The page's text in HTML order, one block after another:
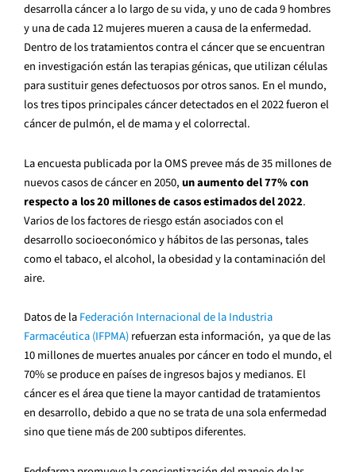
desarrolla cáncer a lo largo de su vida, y uno de cada 9 hombres
y una de cada 12 mujeres mueren a causa de la enfermedad.
Dentro de los tratamientos contra el cáncer que se encuentran
en investigación están las terapias génicas, que utilizan células
para sustituir genes defectuosos por otros sanos. En el mundo,
los tres tipos principales cáncer detectados en el 2022 fueron el
cáncer de pulmón, el de mama y el colorrectal.
La encuesta publicada por la OMS prevee más de 35 millones de
nuevos casos de cáncer en 2050,un aumento del 77% con
respecto a los 20 millones de casos estimados del 2022.
Varios de los factores de riesgo están asociados con el
desarrollo socioeconómico y hábitos de las personas, tales
como el tabaco, el alcohol, la obesidad y la contaminación del
aire.
Datos de laFederación Internacional de la Industria
Farmacéutica (IFPMA)refuerzan esta información, ya que de las
10 millones de muertes anuales por cáncer en todo el mundo, el
70% se produce en países de ingresos bajos y medianos. El
cáncer es el área que tiene la mayor cantidad de tratamientos
en desarrollo, debido a que no se trata de una sola enfermedad
sino que tiene más de 200 subtipos diferentes.